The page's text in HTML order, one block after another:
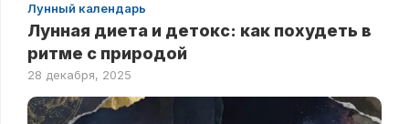
Лунный календарь
Лунная диета и детокс: как похудеть в
ритме с природой
28 декабря, 2025